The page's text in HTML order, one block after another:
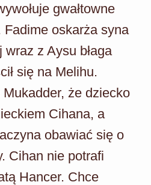
gwałtowne
oskarża syna
z Aysu błaga
się na Melihu.
że dziecko
Cihana, a
obawiać się o
Cihan nie potrafi
Hancer. Chce